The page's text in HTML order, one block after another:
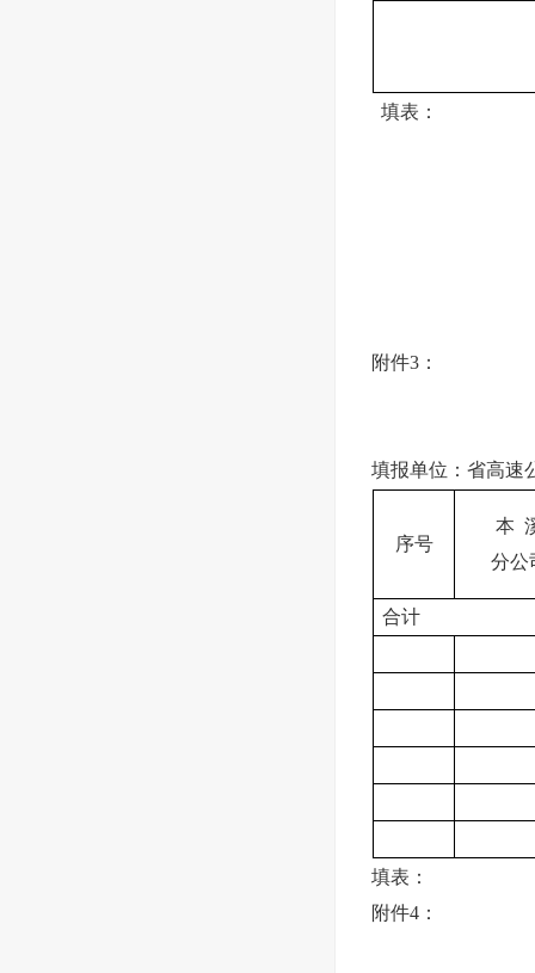
填表：
附件3：
填报单位：省高速
序号
本
分公
合计
填表： 审
附件4：